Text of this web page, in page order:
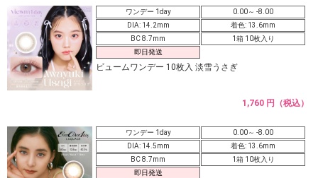
ワンデー 1day
0.00～ -8.00
DIA: 14.2mm
着色: 13.6mm
BC 8.7mm
1箱 10枚入り
即日発送
ビュームワンデー 10枚入 淡雪うさぎ
1,760 円（税込）
ワンデー 1day
0.00～ -8.00
DIA: 14.5mm
着色: 13.6mm
BC 8.7mm
1箱 10枚入り
即日発送